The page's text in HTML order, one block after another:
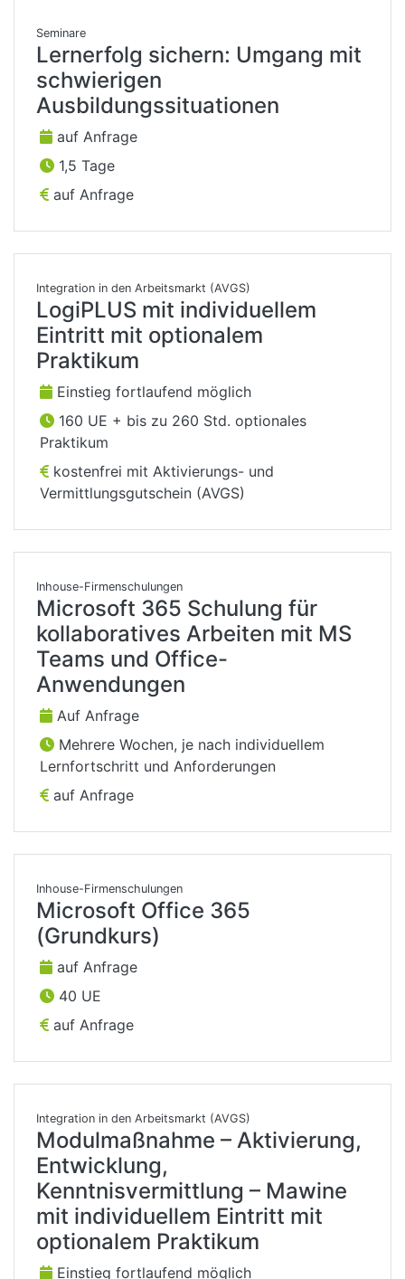
Seminare
Lernerfolg sichern: Umgang mit
schwierigen
Ausbildungssituationen
auf Anfrage
1,5 Tage
auf Anfrage
Integration in den Arbeitsmarkt (AVGS)
LogiPLUS mit individuellem
Eintritt mit optionalem
Praktikum
Einstieg fortlaufend möglich
160 UE + bis zu 260 Std. optionales
Praktikum
kostenfrei mit Aktivierungs- und
Vermittlungsgutschein (AVGS)
Inhouse-Firmenschulungen
Microsoft 365 Schulung für
kollaboratives Arbeiten mit MS
Teams und Office-
Anwendungen
Auf Anfrage
Mehrere Wochen, je nach individuellem
Lernfortschritt und Anforderungen
auf Anfrage
Inhouse-Firmenschulungen
Microsoft Office 365
(Grundkurs)
auf Anfrage
40 UE
auf Anfrage
Integration in den Arbeitsmarkt (AVGS)
Modulmaßnahme – Aktivierung,
Entwicklung,
Kenntnisvermittlung – Mawine
mit individuellem Eintritt mit
optionalem Praktikum
Einstieg fortlaufend möglich